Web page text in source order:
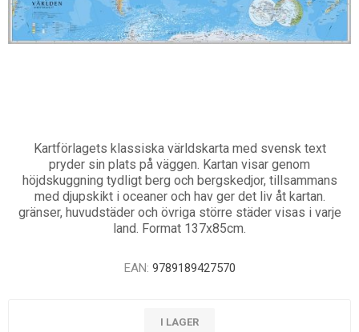
Kartförlagets klassiska världskarta med svensk text
pryder sin plats på väggen. Kartan visar genom
höjdskuggning tydligt berg och bergskedjor, tillsammans
med djupskikt i oceaner och hav ger det liv åt kartan.
gränser, huvudstäder och övriga större städer visas i varje
land. Format 137x85cm.
EAN: 9789189427570
I LAGER